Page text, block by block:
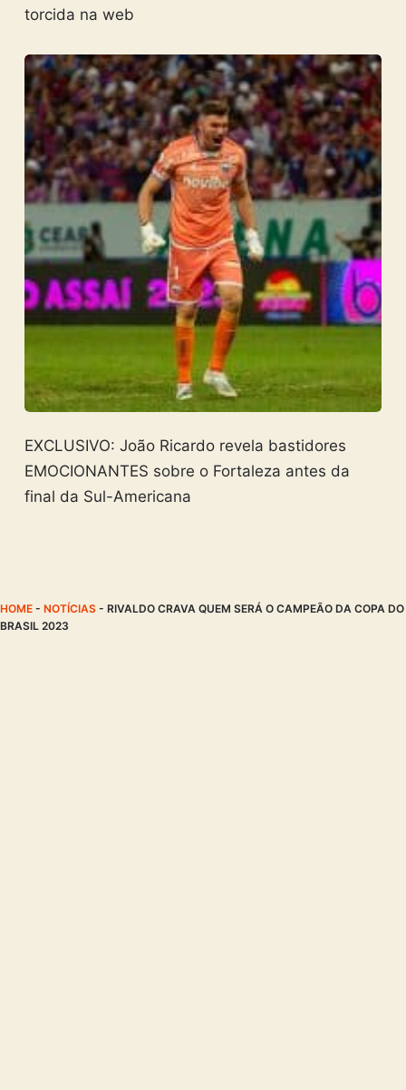
torcida na web
EXCLUSIVO: João Ricardo revela bastidores
EMOCIONANTES sobre o Fortaleza antes da
final da Sul-Americana
HOME - NOTÍCIAS - RIVALDO CRAVA QUEM SERÁ O CAMPEÃO DA COPA DO
BRASIL 2023